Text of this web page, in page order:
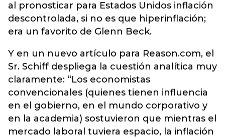
al pronosticar para Estados Unidos inflación
descontrolada, si no es que hiperinflación;
era un favorito de Glenn Beck.
Y en un nuevo artículo para Reason.com, el
Sr. Schiff despliega la cuestión analítica muy
claramente: “Los economistas
convencionales (quienes tienen influencia
en el gobierno, en el mundo corporativo y
en la academia) sostuvieron que mientras el
mercado laboral tuviera espacio, la inflación